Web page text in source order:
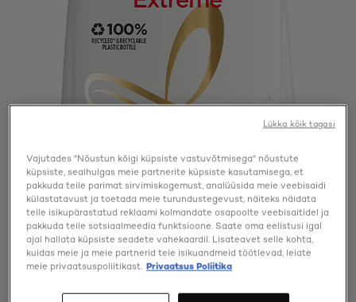
Vajutades "Nõustun kõigi küpsiste vastuvõtmisega" nõustute
küpsiste, sealhulgas meie partnerite küpsiste kasutamisega, et
pakkuda teile parimat sirvimiskogemust, analüüsida meie veebisaidi
külastatavust ja toetada meie turundustegevust, näiteks näidata
teile isikupärastatud reklaami kolmandate osapoolte veebisaitidel ja
pakkuda teile sotsiaalmeedia funktsioone. Saate oma eelistusi igal
ajal hallata küpsiste seadete vahekaardil. Lisateavet selle kohta,
kuidas meie ja meie partnerid teie isikuandmeid töötlevad, leiate
meie privaatsuspoliitikast. Privaatsus Poliitika
Lükka kõik tagasi